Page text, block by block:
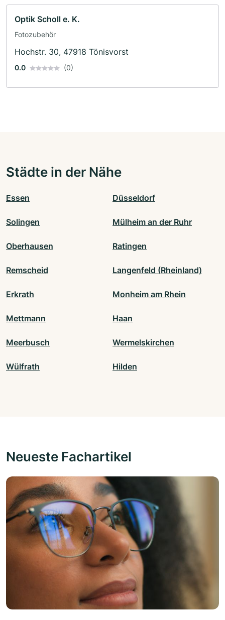
Optik Scholl e. K.
Fotozubehör
Hochstr. 30, 47918 Tönisvorst
0.0 (0)
Städte in der Nähe
Essen Düsseldorf
Solingen Mülheim an der Ruhr
Oberhausen Ratingen
Remscheid Langenfeld (Rheinland)
Erkrath Monheim am Rhein
Mettmann Haan
Meerbusch Wermelskirchen
Wülfrath Hilden
Neueste Fachartikel